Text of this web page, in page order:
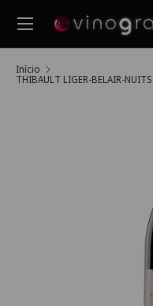
Ir para o conteúdo
Pesquisar
Menu
Início
THIBAULT LIGER-BELAIR-NUITS